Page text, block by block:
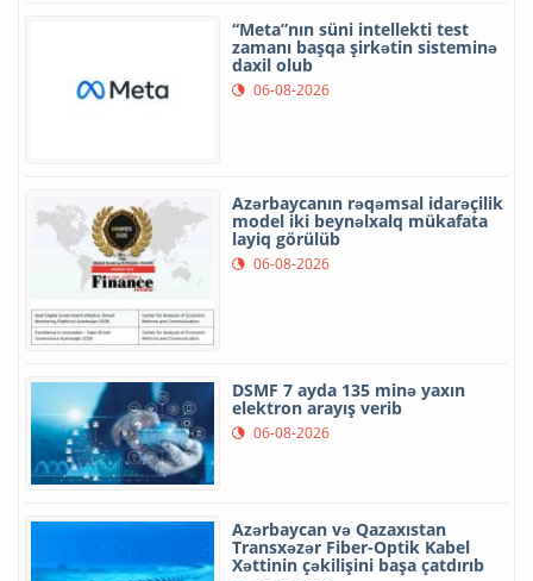
“Meta”nın süni intellekti test
zamanı başqa şirkətin sisteminə
daxil olub
06-08-2026
Azərbaycanın rəqəmsal idarəçilik
model iki beynəlxalq mükafata
layiq görülüb
06-08-2026
DSMF 7 ayda 135 minə yaxın
elektron arayış verib
06-08-2026
Azərbaycan və Qazaxıstan
Transxəzər Fiber-Optik Kabel
Xəttinin çəkilişini başa çatdırıb